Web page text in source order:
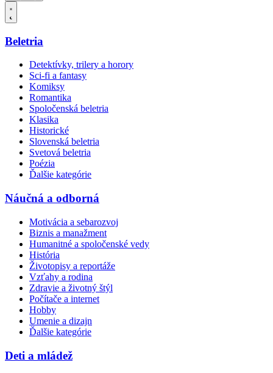
Beletria
Detektívky, trilery a horory
Sci-fi a fantasy
Komiksy
Romantika
Spoločenská beletria
Klasika
Historické
Slovenská beletria
Svetová beletria
Poézia
Ďalšie kategórie
Náučná a odborná
Motivácia a sebarozvoj
Biznis a manažment
Humanitné a spoločenské vedy
História
Životopisy a reportáže
Vzťahy a rodina
Zdravie a životný štýl
Počítače a internet
Hobby
Umenie a dizajn
Ďalšie kategórie
Deti a mládež